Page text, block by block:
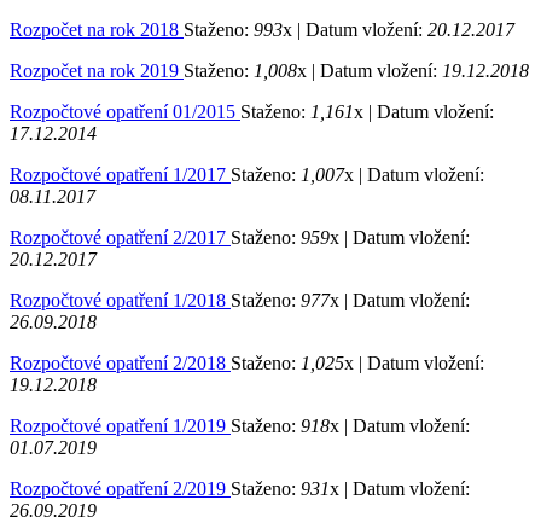
Rozpočet na rok 2018 Staženo: 993x | Datum vložení: 20.12.2017
Rozpočet na rok 2019 Staženo: 1,008x | Datum vložení: 19.12.2018
Rozpočtové opatření 01/2015 Staženo: 1,161x | Datum vložení:
17.12.2014
Rozpočtové opatření 1/2017 Staženo: 1,007x | Datum vložení:
08.11.2017
Rozpočtové opatření 2/2017 Staženo: 959x | Datum vložení:
20.12.2017
Rozpočtové opatření 1/2018 Staženo: 977x | Datum vložení:
26.09.2018
Rozpočtové opatření 2/2018 Staženo: 1,025x | Datum vložení:
19.12.2018
Rozpočtové opatření 1/2019 Staženo: 918x | Datum vložení:
01.07.2019
Rozpočtové opatření 2/2019 Staženo: 931x | Datum vložení:
26.09.2019